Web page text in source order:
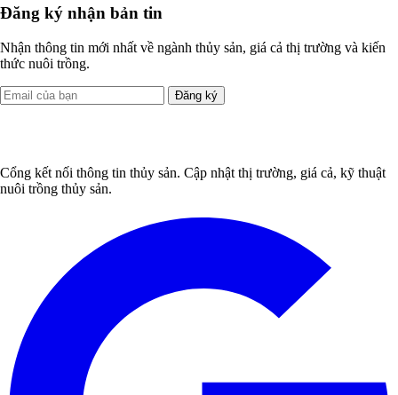
Đăng ký nhận bản tin
Nhận thông tin mới nhất về ngành thủy sản, giá cả thị trường và kiến
thức nuôi trồng.
Đăng ký
Cổng kết nối thông tin thủy sản. Cập nhật thị trường, giá cả, kỹ thuật
nuôi trồng thủy sản.